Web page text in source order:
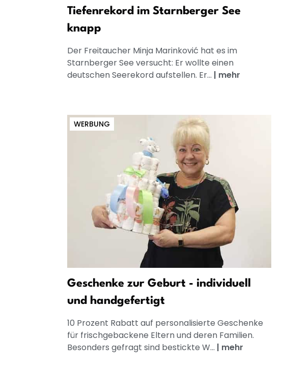
Tiefenrekord im Starnberger See
knapp
Der Freitaucher Minja Marinković hat es im
Starnberger See versucht: Er wollte einen
deutschen Seerekord aufstellen. Er... | mehr
WERBUNG
Geschenke zur Geburt - individuell
und handgefertigt
10 Prozent Rabatt auf personalisierte Geschenke
für frischgebackene Eltern und deren Familien.
Besonders gefragt sind bestickte W... | mehr